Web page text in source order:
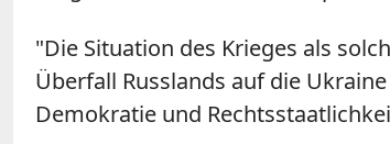
"Die Situation des Krieges als
Überfall Russlands auf die
Demokratie und